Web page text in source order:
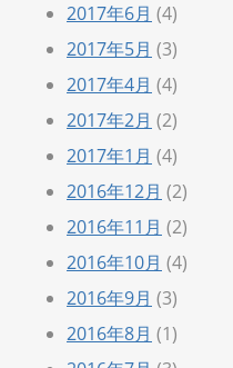
2017年6月 (4)
2017年5月 (3)
2017年4月 (4)
2017年2月 (2)
2017年1月 (4)
2016年12月 (2)
2016年11月 (2)
2016年10月 (4)
2016年9月 (3)
2016年8月 (1)